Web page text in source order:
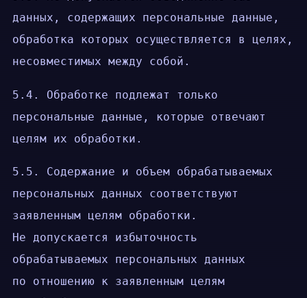
данных, содержащих персональные данные,
обработка которых осуществляется в целях,
несовместимых между собой.
5.4. Обработке подлежат только
персональные данные, которые отвечают
целям их обработки.
5.5. Содержание и объем обрабатываемых
персональных данных соответствуют
заявленным целям обработки.
Не допускается избыточность
обрабатываемых персональных данных
по отношению к заявленным целям